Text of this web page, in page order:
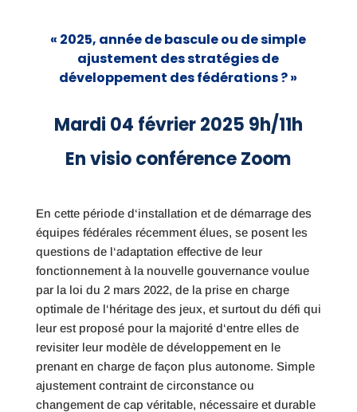
« 2025, année de bascule ou de simple
ajustement des stratégies de
développement des fédérations ? »
Mardi 04 février 2025 9h/11h
En visio conférence Zoom
En cette période d‘installation et de démarrage des
équipes fédérales récemment élues, se posent les
questions de l‘adaptation effective de leur
fonctionnement à la nouvelle gouvernance voulue
par la loi du 2 mars 2022, de la prise en charge
optimale de l‘héritage des jeux, et surtout du défi qui
leur est proposé pour la majorité d‘entre elles de
revisiter leur modèle de développement en le
prenant en charge de façon plus autonome. Simple
ajustement contraint de circonstance ou
changement de cap véritable, nécessaire et durable